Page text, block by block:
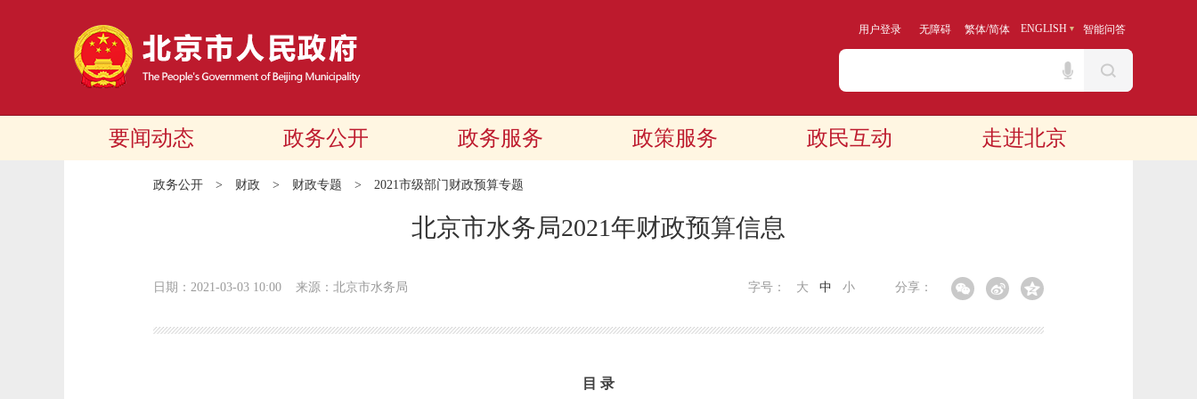
用户登录 无障碍 繁体/简体 ENGLISH 智能问答
要闻动态 政务公开 政务服务 政策服务 政民互动 走进北京
政务公开 > 财政 > 财政专题 > 2021市级部门财政预算专题
北京市水务局2021年财政预算信息
日期：2021-03-03 10:00 来源：北京市水务局 分享：
字号： 大 中 小
目 录